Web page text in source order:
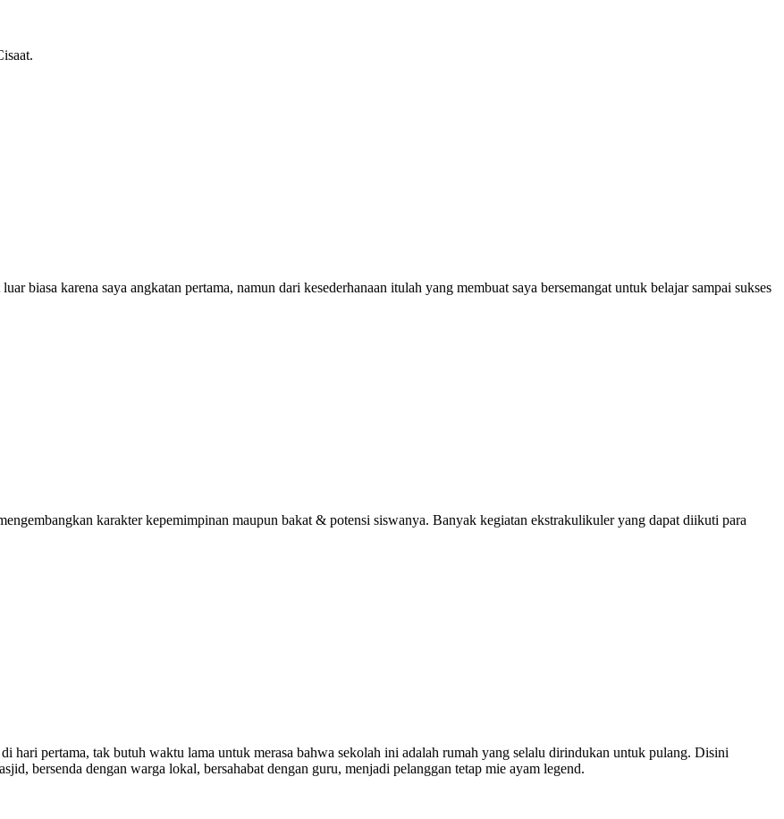
biasa karena saya angkatan pertama, namun dari kesederhanaan itulah yang membuat saya bersemangat untuk belajar sampai sukses
karakter kepemimpinan maupun bakat & potensi siswanya. Banyak kegiatan ekstrakulikuler yang dapat diikuti para
hari pertama, tak butuh waktu lama untuk merasa bahwa sekolah ini adalah rumah yang selalu dirindukan untuk pulang. Disini
bersenda dengan warga lokal, bersahabat dengan guru, menjadi pelanggan tetap mie ayam legend.